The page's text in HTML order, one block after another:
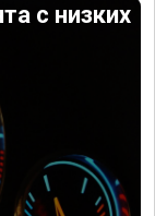
с низких